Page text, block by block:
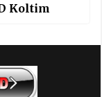
Koltim